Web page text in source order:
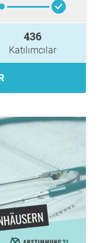
436
Katılımcılar